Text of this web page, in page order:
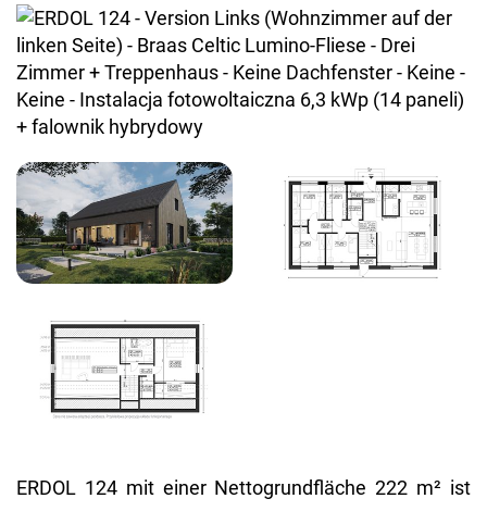
ERDOL 124 mit einer Nettogrundfläche 222 m² ist